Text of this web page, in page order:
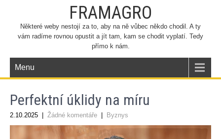
FRAMAGRO
Některé weby nestojí za to, aby na ně vůbec někdo chodil. A ty
vám radíme rovnou opustit a jít tam, kam se chodit vyplatí. Tedy
přímo k nám.
Menu
Perfektní úklidy na míru
2.10.2025 Žádné komentáře Byznys